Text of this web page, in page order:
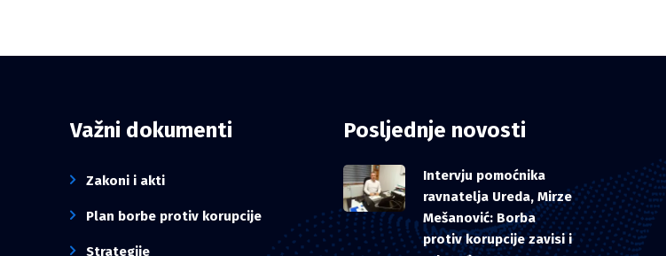
Važni dokumenti
Zakoni i akti
Plan borbe protiv korupcije
Strategije
Posljednje novosti
Intervju pomoćnika
ravnatelja Ureda, Mirze
Mešanović: Borba
protiv korupcije zavisi i